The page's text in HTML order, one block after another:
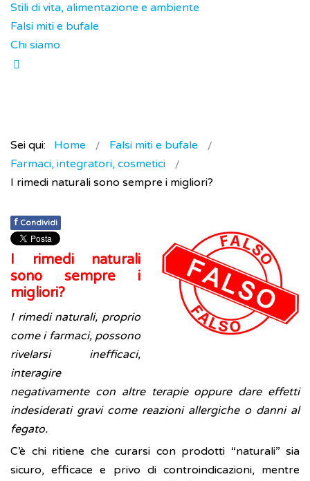
Stili di vita, alimentazione e ambiente
Falsi miti e bufale
Chi siamo
Sei qui: Home
Falsi miti e bufale
Farmaci, integratori, cosmetici
I rimedi naturali sono sempre i migliori?
f Condividi
I rimedi naturali
sono sempre i
migliori?
I rimedi naturali, proprio
come i farmaci, possono
rivelarsi inefficaci,
interagire
negativamente con altre terapie oppure dare effetti
indesiderati gravi come reazioni allergiche o danni al
fegato.
C’è chi ritiene che curarsi con prodotti “naturali” sia
sicuro, efficace e privo di controindicazioni, mentre